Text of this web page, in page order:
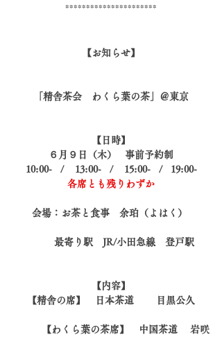
**********************
【お知らせ】
「精舎茶会　わくら葉の茶」＠東京
【日時】
６月９日（木）   事前予約制
10:00-   /    13:00-   /    15:00-   /   19:00-
各席とも残りわずか
会場：お茶と食事　余珀（よはく）
最寄り駅　JR/小田急線　登戸駅
【内容】
【精舎の席】　日本茶道 　　目黒公久
【わくら葉の茶席】　中国茶道 　岩咲